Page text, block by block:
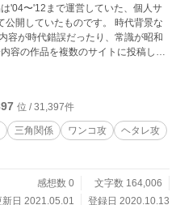
'04〜'12まで運営していた、個人サ
公開していたものです。 時代背景な
容が時代錯誤だったり、常識が昭和
容の作品を複数のサイトに投稿して
により）スターシステムを採用して
が他作品（無印に掲載中の「MAEST
しますが、シリーズや特別な説明が
います。 上記、あしからず
しみください。
位 / 31,397件
三角関係 ワンコ攻
ヘタレ攻
感想数 0
文字数 164,006
新日 2021.05.01
登録日 2020.10.13